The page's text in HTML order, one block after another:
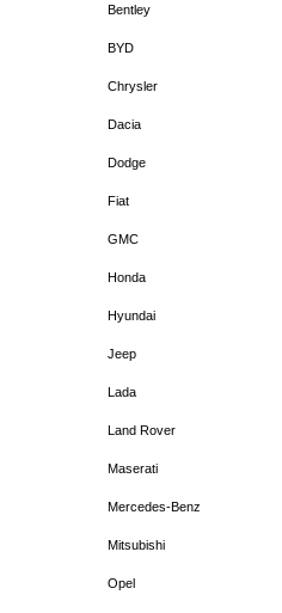
Bentley
BYD
Chrysler
Dacia
Dodge
Fiat
GMC
Honda
Hyundai
Jeep
Lada
Land Rover
Maserati
Mercedes-Benz
Mitsubishi
Opel